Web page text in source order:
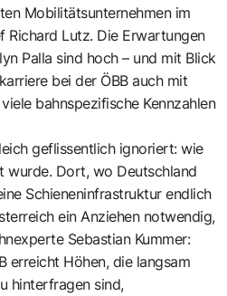
Mobilitätsunternehmen im
Richard Lutz. Die Erwartungen
Palla sind hoch – und mit Blick
bei der ÖBB auch mit
bahnspezifische Kennzahlen
geflissentlich ignoriert: wie
wurde. Dort, wo Deutschland
Schieneninfrastruktur endlich
ein Anziehen notwendig,
Sebastian Kummer:
erreicht Höhen, die langsam
hinterfragen sind,